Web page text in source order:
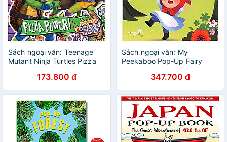
Sách ngoại văn: Teenage
Mutant Ninja Turtles Pizza
173.800 đ
Sách ngoại văn: My
Peekaboo Pop-Up Fairy
347.700 đ